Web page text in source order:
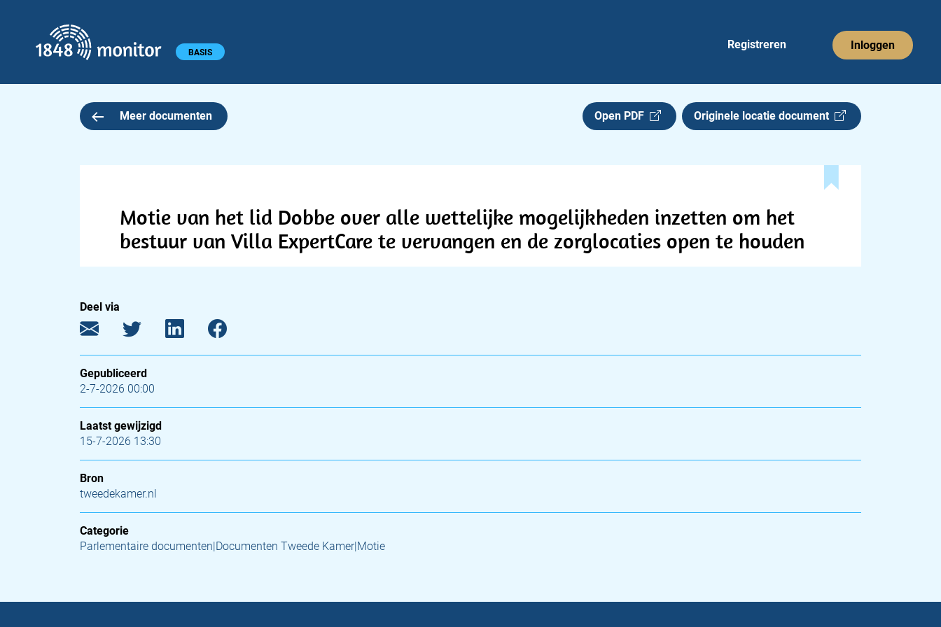
Hoofdmenu BASIS
Registreren Inloggen
Meer documenten Open PDF Originele locatie document
Motie van het lid Dobbe over alle wettelijke mogelijkheden inzetten om het
bestuur van Villa ExpertCare te vervangen en de zorglocaties open te houden
Deel via
Gepubliceerd
2-7-2026 00:00
Laatst gewijzigd
15-7-2026 13:30
Bron
tweedekamer.nl
Categorie
Parlementaire documenten|Documenten Tweede Kamer|Motie